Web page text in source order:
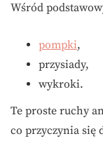
Wśród
pompki,
przysiady,
wykroki.
Te proste ruchy
co przyczynia się